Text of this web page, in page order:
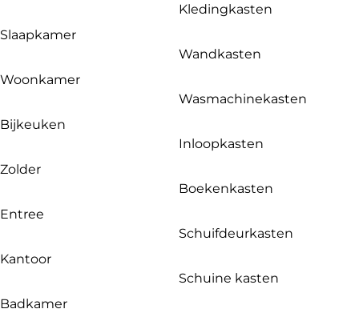
Slaapkamer
Woonkamer
Bijkeuken
Zolder
Entree
Kantoor
Badkamer
Kledingkasten
Wandkasten
Wasmachinekasten
Inloopkasten
Boekenkasten
Schuifdeurkasten
Schuine kasten